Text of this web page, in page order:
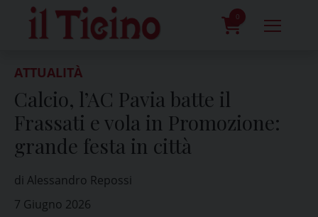
content
0
ATTUALITÀ
Calcio, l’AC Pavia batte il
Frassati e vola in Promozione:
grande festa in città
di Alessandro Repossi
7 Giugno 2026